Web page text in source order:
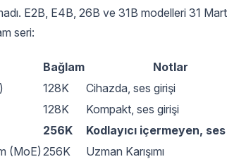
E2B, E4B, 26B ve 31B modelleri 31
seri:
Bağlam
Notlar
128K
Cihazda, ses girişi
128K
Kompakt, ses girişi
256K
Kodlayıcı içermeyen,
(MoE) 256K
Uzman Karışımı